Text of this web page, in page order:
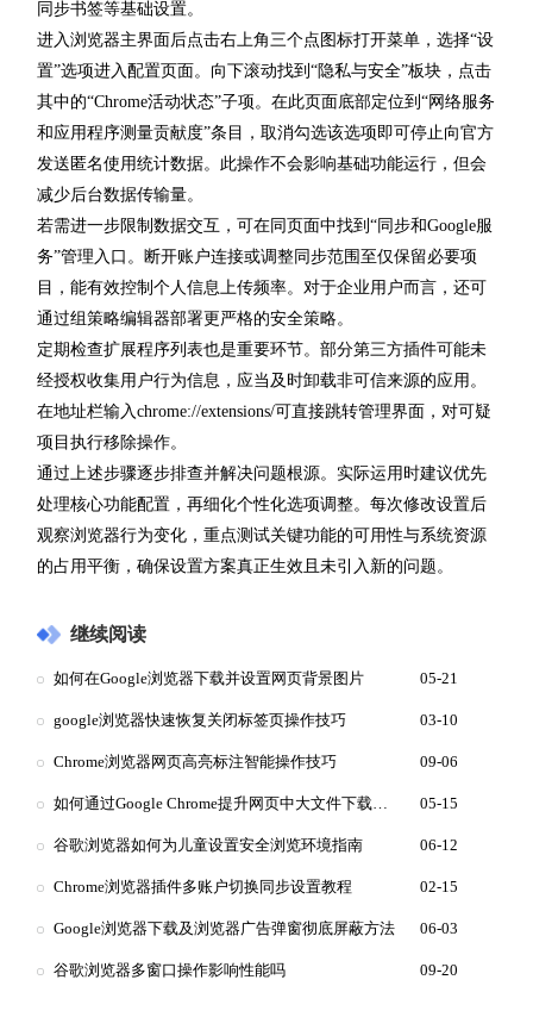
同步书签等基础设置。
进入浏览器主界面后点击右上角三个点图标打开菜单，选择“设
置”选项进入配置页面。向下滚动找到“隐私与安全”板块，点击
其中的“Chrome活动状态”子项。在此页面底部定位到“网络服务
和应用程序测量贡献度”条目，取消勾选该选项即可停止向官方
发送匿名使用统计数据。此操作不会影响基础功能运行，但会
减少后台数据传输量。
若需进一步限制数据交互，可在同页面中找到“同步和Google服
务”管理入口。断开账户连接或调整同步范围至仅保留必要项
目，能有效控制个人信息上传频率。对于企业用户而言，还可
通过组策略编辑器部署更严格的安全策略。
定期检查扩展程序列表也是重要环节。部分第三方插件可能未
经授权收集用户行为信息，应当及时卸载非可信来源的应用。
在地址栏输入chrome://extensions/可直接跳转管理界面，对可疑
项目执行移除操作。
通过上述步骤逐步排查并解决问题根源。实际运用时建议优先
处理核心功能配置，再细化个性化选项调整。每次修改设置后
观察浏览器行为变化，重点测试关键功能的可用性与系统资源
的占用平衡，确保设置方案真正生效且未引入新的问题。
继续阅读
如何在Google浏览器下载并设置网页背景图片 05-21
google浏览器快速恢复关闭标签页操作技巧 03-10
Chrome浏览器网页高亮标注智能操作技巧 09-06
如何通过Google Chrome提升网页中大文件下载的速度 05-15
谷歌浏览器如何为儿童设置安全浏览环境指南 06-12
Chrome浏览器插件多账户切换同步设置教程 02-15
Google浏览器下载及浏览器广告弹窗彻底屏蔽方法 06-03
谷歌浏览器多窗口操作影响性能吗 09-20